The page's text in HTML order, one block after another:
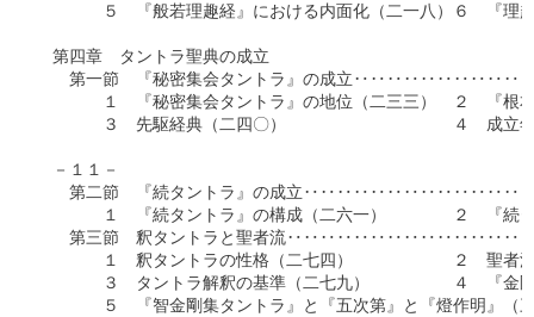
５　『般若理趣経』における内面化（二一八）６　『理趣
第四章　タントラ聖典の成立
第一節　『秘密集会タントラ』の成立
１　『秘密集会タントラ』の地位（二三三）　２　『根本
３　先駆経典（二四〇）　　　　　　　　　　４　成立年
－１１－
第二節　『続タントラ』の成立
１　『続タントラ』の構成（二六一）　　　　２　『続タ
第三節　釈タントラと聖者流
１　釈タントラの性格（二七四）　　　　　　２　聖者流
３　タントラ解釈の基準（二七九）　　　　　４　『金剛
５　『智金剛集タントラ』と『五次第』と『燈作明』（